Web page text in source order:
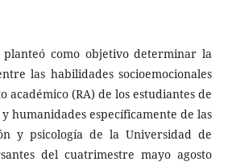
planteó como objetivo determinar la
las habilidades socioemocionales
académico (RA) de los estudiantes de
humanidades específicamente de las
y psicología de la Universidad de
del cuatrimestre mayo agosto